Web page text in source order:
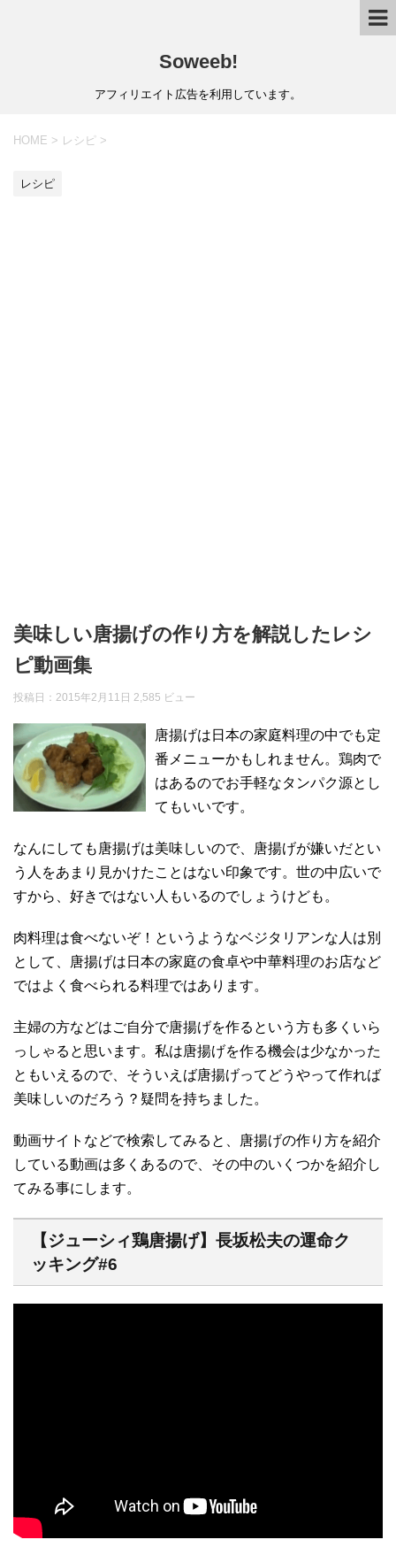
Soweeb!
アフィリエイト広告を利用しています。
HOME > レシピ >
レシピ
美味しい唐揚げの作り方を解説したレシ
ピ動画集
投稿日： 2015年2月11日 2,585 ビュー
唐揚げは日本の家庭料理の中でも定
番メニューかもしれません。鶏肉で
はあるのでお手軽なタンパク源とし
てもいいです。
なんにしても唐揚げは美味しいので、唐揚げが嫌いだとい
う人をあまり見かけたことはない印象です。世の中広いで
すから、好きではない人もいるのでしょうけども。
肉料理は食べないぞ！というようなベジタリアンな人は別
として、唐揚げは日本の家庭の食卓や中華料理のお店など
ではよく食べられる料理ではあります。
主婦の方などはご自分で唐揚げを作るという方も多くいら
っしゃると思います。私は唐揚げを作る機会は少なかった
ともいえるので、そういえば唐揚げってどうやって作れば
美味しいのだろう？疑問を持ちました。
動画サイトなどで検索してみると、唐揚げの作り方を紹介
している動画は多くあるので、その中のいくつかを紹介し
てみる事にします。
【ジューシィ鶏唐揚げ】長坂松夫の運命ク
ッキング#6